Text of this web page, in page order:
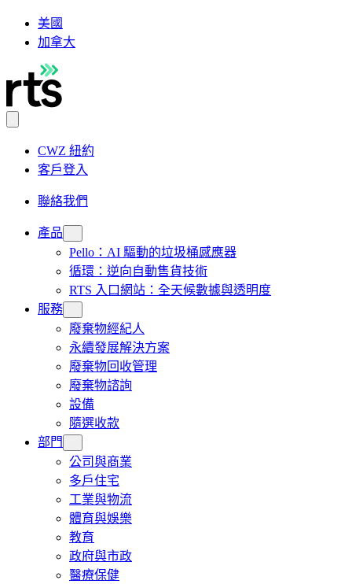
美國
加拿大
CWZ 紐約
客戶登入
聯絡我們
產品
Pello：AI 驅動的垃圾桶感應器
循環：逆向自動售貨技術
RTS 入口網站：全天候數據與透明度
服務
廢棄物經紀人
永續發展解決方案
廢棄物回收管理
廢棄物諮詢
設備
隨選收款
部門
公司與商業
多戶住宅
工業與物流
體育與娛樂
教育
政府與市政
醫療保健